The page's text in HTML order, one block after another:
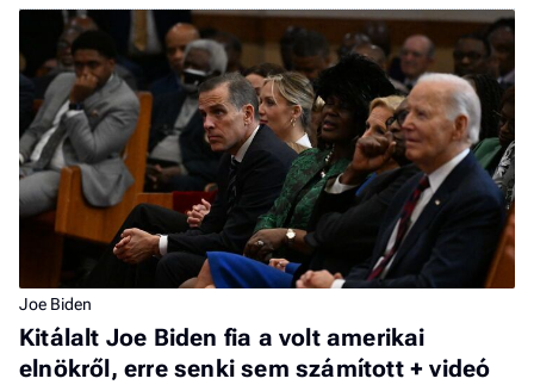
Joe Biden
Kitálalt Joe Biden fia a volt amerikai
elnökről, erre senki sem számított + videó